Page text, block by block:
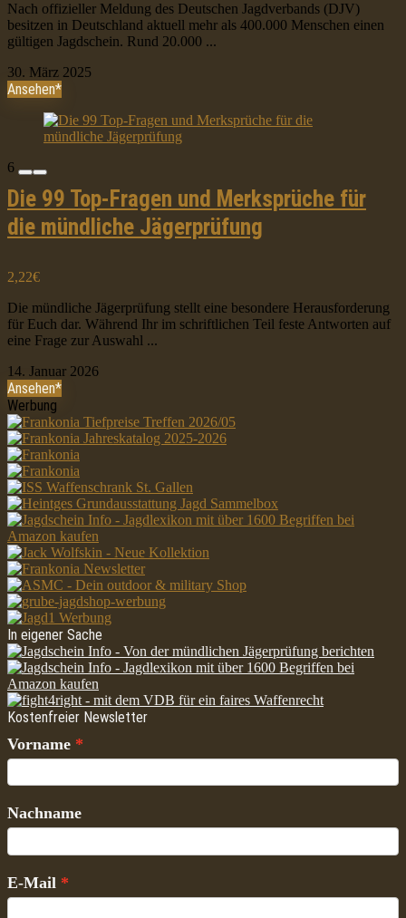
Nach offizieller Meldung des Deutschen Jagdverbands (DJV)
besitzen in Deutschland aktuell mehr als 400.000 Menschen einen
gültigen Jagdschein. Rund 20.000 ...
30. März 2025
Ansehen*
6
Die 99 Top-Fragen und Merksprüche für
die mündliche Jägerprüfung
2,22€
Die mündliche Jägerprüfung stellt eine besondere Herausforderung
für Euch dar. Während Ihr im schriftlichen Teil feste Antworten auf
eine Frage zur Auswahl ...
14. Januar 2026
Ansehen*
Werbung
In eigener Sache
Kostenfreier Newsletter
Vorname
Nachname
E-Mail